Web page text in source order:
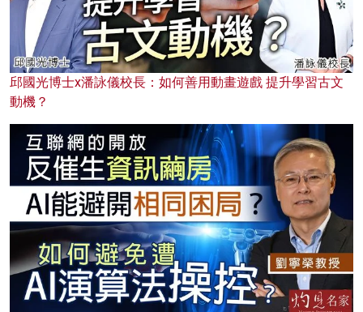
邱國光博士x潘詠儀校長：如何善用動畫遊戲 提升學習古文
動機？